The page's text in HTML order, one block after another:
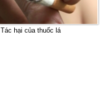
Tác hại của thuốc lá